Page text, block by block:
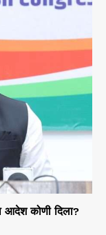
आदेश कोणी दिला?